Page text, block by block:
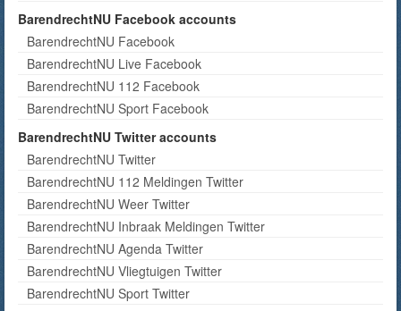
BarendrechtNU Facebook accounts
BarendrechtNU Facebook
BarendrechtNU Live Facebook
BarendrechtNU 112 Facebook
BarendrechtNU Sport Facebook
BarendrechtNU Twitter accounts
BarendrechtNU Twitter
BarendrechtNU 112 Meldingen Twitter
BarendrechtNU Weer Twitter
BarendrechtNU Inbraak Meldingen Twitter
BarendrechtNU Agenda Twitter
BarendrechtNU Vliegtuigen Twitter
BarendrechtNU Sport Twitter